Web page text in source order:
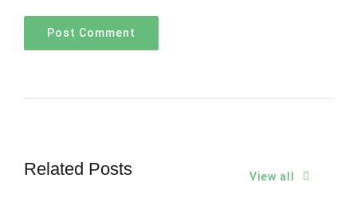
Related Posts View all